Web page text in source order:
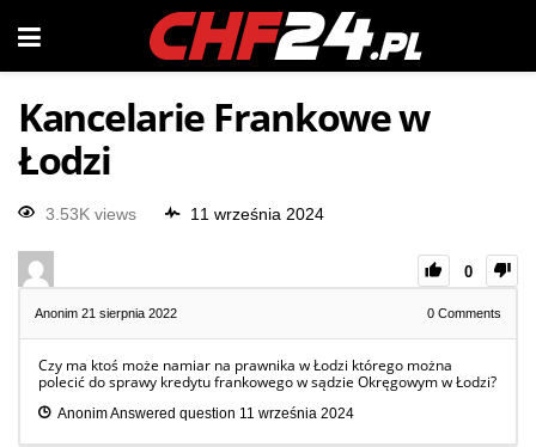
Kancelarie Frankowe w
Łodzi
3.53K views 11 września 2024
0
Anonim 21 sierpnia 2022 0 Comments
Czy ma ktoś może namiar na prawnika w Łodzi którego można
polecić do sprawy kredytu frankowego w sądzie Okręgowym w Łodzi?
AnonimAnswered question 11 września 2024